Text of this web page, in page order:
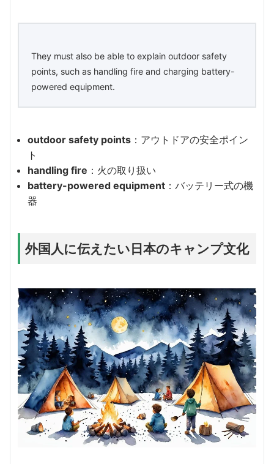
They must also be able to explain outdoor safety
points, such as handling fire and charging battery-
powered equipment.
outdoor safety points ：アウトドアの安全ポイン
ト
handling fire ：火の取り扱い
battery-powered equipment ：バッテリー式の機
器
外国人に伝えたい日本のキャンプ文化